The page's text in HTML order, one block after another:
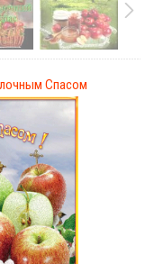
Спасом